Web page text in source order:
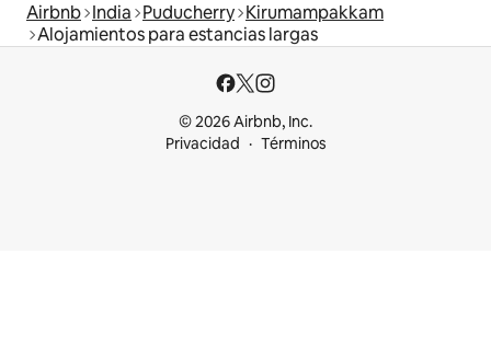
Airbnb India Puducherry Kirumampakkam
Alojamientos para estancias largas
© 2026 Airbnb, Inc.
Privacidad
Términos